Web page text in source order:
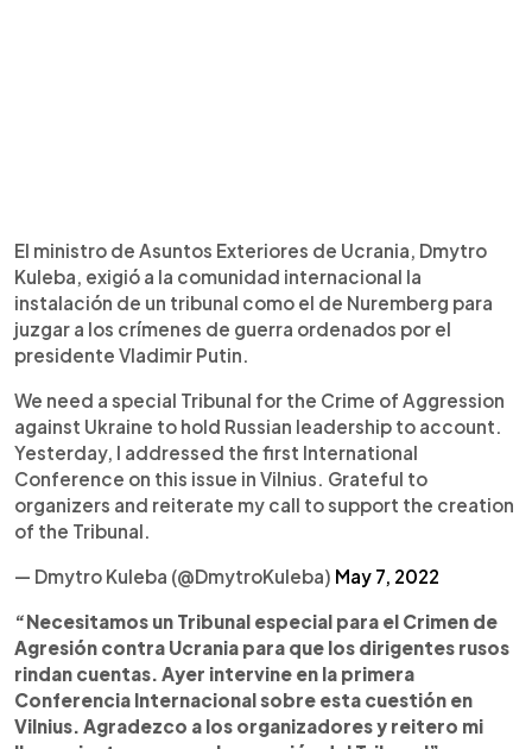
El ministro de Asuntos Exteriores de Ucrania, Dmytro
Kuleba, exigió a la comunidad internacional la
instalación de un tribunal como el de Nuremberg para
juzgar a los crímenes de guerra ordenados por el
presidente Vladimir Putin.
We need a special Tribunal for the Crime of Aggression
against Ukraine to hold Russian leadership to account.
Yesterday, I addressed the first International
Conference on this issue in Vilnius. Grateful to
organizers and reiterate my call to support the creation
of the Tribunal.
— Dmytro Kuleba (@DmytroKuleba) May 7, 2022
“Necesitamos un Tribunal especial para el Crimen de
Agresión contra Ucrania para que los dirigentes rusos
rindan cuentas. Ayer intervine en la primera
Conferencia Internacional sobre esta cuestión en
Vilnius. Agradezco a los organizadores y reitero mi